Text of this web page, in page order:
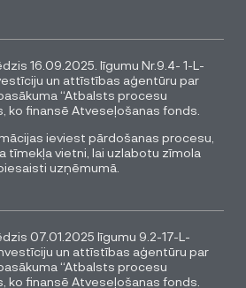
16.09.2025. līgumu Nr.9.4- 1-L-
un attīstības aģentūru par
“Atbalsts procesu
ko finansē Atveseļošanas fonds.
ieviest pārdošanas procesu,
tīmekļa vietni, lai uzlabotu zīmola
uzņēmumā.
07.01.2025 līgumu 9.2-17-L-
un attīstības aģentūru par
“Atbalsts procesu
ko finansē Atveseļošanas fonds.